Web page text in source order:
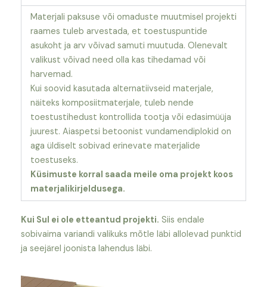
Materjali paksuse või omaduste muutmisel projekti
raames tuleb arvestada, et toestuspuntide
asukoht ja arv võivad samuti muutuda. Olenevalt
valikust võivad need olla kas tihedamad või
harvemad.
Kui soovid kasutada alternatiivseid materjale,
näiteks komposiitmaterjale, tuleb nende
toestustihedust kontrollida tootja või edasimüüja
juurest. Aiaspetsi betoonist vundamendiplokid on
aga üldiselt sobivad erinevate materjalide
toestuseks.
Küsimuste korral saada meile oma projekt koos
materjalikirjeldusega.
Kui Sul ei ole etteantud projekti. Siis endale
sobivaima variandi valikuks mõtle läbi allolevad punktid
ja seejärel joonista lahendus läbi.